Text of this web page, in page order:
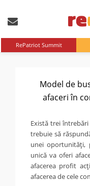
RePatriot Summit
Model de
afaceri în
Există trei
trebuie să
unei oportunităţi,
unică va oferi
afacerea profit
afacerea de cele